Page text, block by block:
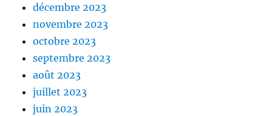
décembre 2023
novembre 2023
octobre 2023
septembre 2023
août 2023
juillet 2023
juin 2023